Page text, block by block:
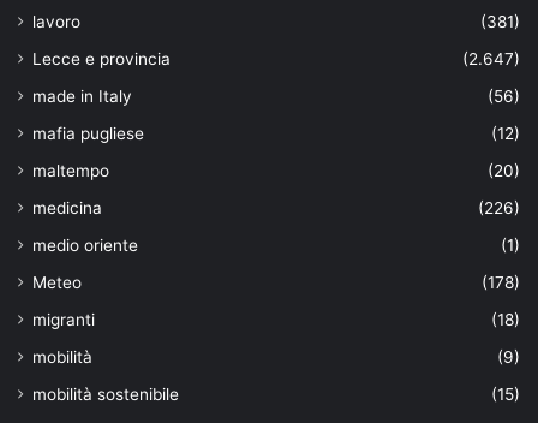
lavoro
(381)
Lecce e provincia
(2.647)
made in Italy
(56)
mafia pugliese
(12)
maltempo
(20)
medicina
(226)
medio oriente
(1)
Meteo
(178)
migranti
(18)
mobilità
(9)
mobilità sostenibile
(15)